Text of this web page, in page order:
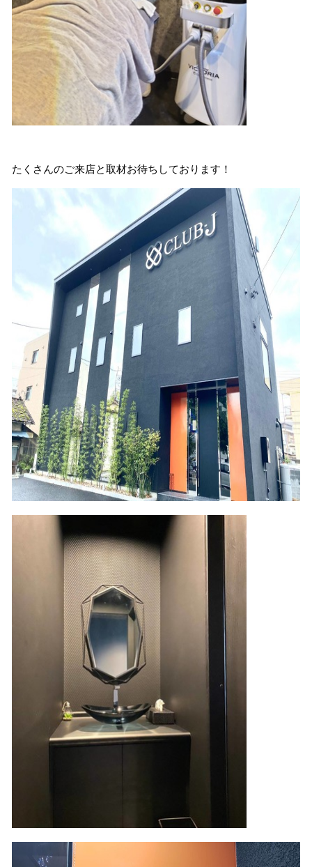
たくさんのご来店と取材お待ちしております！